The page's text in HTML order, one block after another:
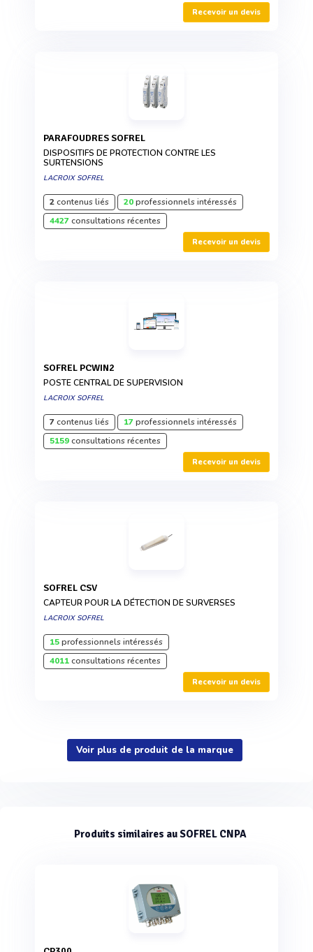
Recevoir un devis
PARAFOUDRES SOFREL
DISPOSITIFS DE PROTECTION CONTRE LES
SURTENSIONS
LACROIX SOFREL
2contenus liés 20professionnels intéressés
4427consultations récentes
Recevoir un devis
SOFREL PCWIN2
POSTE CENTRAL DE SUPERVISION
LACROIX SOFREL
7contenus liés 17professionnels intéressés
5159consultations récentes
Recevoir un devis
SOFREL CSV
CAPTEUR POUR LA DÉTECTION DE SURVERSES
LACROIX SOFREL
15professionnels intéressés
4011consultations récentes
Recevoir un devis
Voir plus de produit de la marque
Produits similaires au SOFREL CNPA